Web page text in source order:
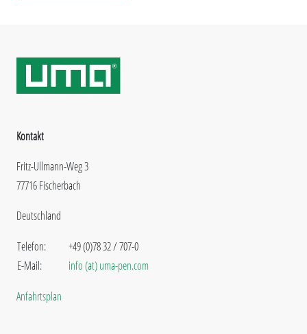
Kontakt
Fritz-Ullmann-Weg 3
77716 Fischerbach
Deutschland
Telefon:
E-Mail:
+49 (0)78 32 / 707-0
info (at) uma-pen.com
Anfahrtsplan